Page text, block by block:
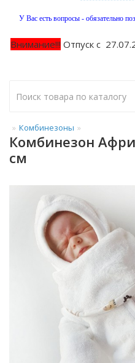
У Вас есть вопросы - обязательно
Внимание!!! Отпуск с
Комбинезоны
Комбинезон
см